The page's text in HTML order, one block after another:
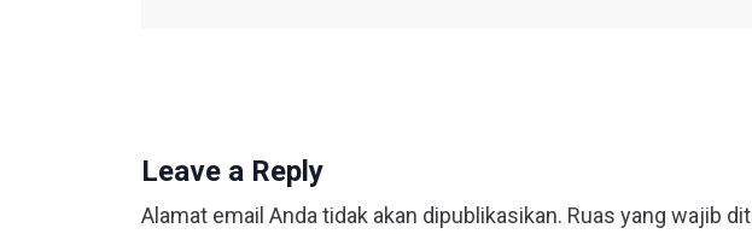
Leave a Reply
Alamat email Anda tidak akan dipublikasikan. Ruas yang wajib